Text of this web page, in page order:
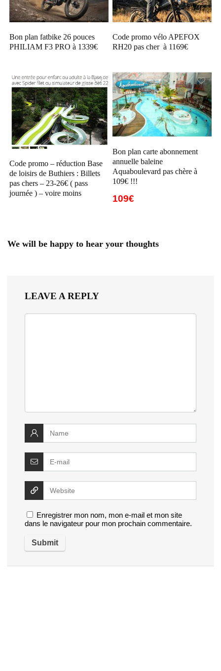
Bon plan fatbike 26 pouces
PHILIAM F3 PRO à 1339€
Code promo vélo APEFOX
RH20 pas cher à 1169€
Code promo – réduction Base
de loisirs de Buthiers : Billets
pas chers – 23-26€ ( pass
journée ) – voire moins
Bon plan carte abonnement
annuelle baleine
Aquaboulevard pas chère à
109€ !!!
109€
We will be happy to hear your thoughts
LEAVE A REPLY
Enregistrer mon nom, mon e-mail et mon site
dans le navigateur pour mon prochain commentaire.